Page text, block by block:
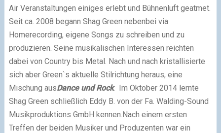
Air Veranstaltungen einiges erlebt und Bühnenluft geatmet.
Seit ca. 2008 begann Shag Green nebenbei via
Homerecording, eigene Songs zu schreiben und zu
produzieren. Seine musikalischen Interessen reichten
dabei von Country bis Metal. Nach und nach kristallisierte
sich aber Green`s aktuelle Stilrichtung heraus, eine
Mischung ausDance und Rock. Im Oktober 2014 lernte
Shag Green schließlich Eddy B. von der Fa. Walding-Sound
Musikproduktions GmbH kennen. Nach einem ersten
Treffen der beiden Musiker und Produzenten war ein